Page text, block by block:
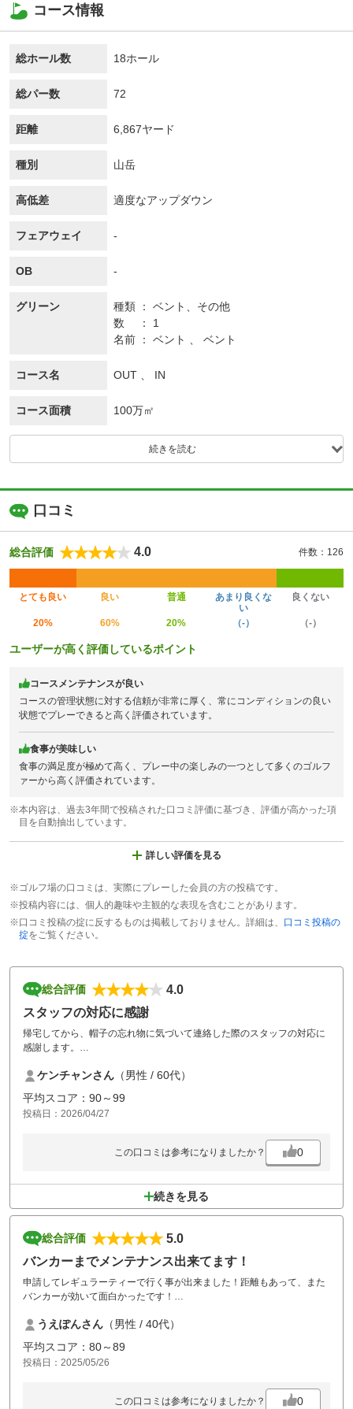
コース情報
総ホール数 18ホール
総パー数 72
距離 6,867ヤード
種別 山岳
高低差 適度なアップダウン
フェアウェイ -
OB -
グリーン 種類 ベント、 その他
数
1
名前
ベント 、 ベント
コース名 OUT 、 IN
コース面積 100万㎡
続きを読む
口コミ
総合評価 4.0 件数：126
とても良い 良い 普通
あまり良くな
い
良くない
20% 60% 20% （-） （-）
ユーザーが高く評価しているポイント
コースメンテナンスが良い
コースの管理状態に対する信頼が非常に厚く、常にコンディションの良い
状態でプレーできると高く評価されています。
食事が美味しい
食事の満足度が極めて高く、プレー中の楽しみの一つとして多くのゴルフ
ァーから高く評価されています。
※本内容は、過去3年間で投稿された口コミ評価に基づき、評価が高かった項
目を自動抽出しています。
詳しい評価を見る
※ゴルフ場の口コミは、実際にプレーした会員の方の投稿です。
※投稿内容には、個人的趣味や主観的な表現を含むことがあります。
※口コミ投稿の掟に反するものは掲載しておりません。詳細は、 口コミ投稿の
掟をご覧ください。
総合評価
4.0
スタッフの対応に感謝
帰宅してから、帽子の忘れ物に気づいて連絡した際のスタッフの対応に
感謝します。
ケンチャンさん （男性 / 60代）
平均スコア：90～99
投稿日：2026/04/27
この口コミは参考になりましたか？ 0
続きを見る
総合評価
5.0
バンカーまでメンテナンス出来てます！
申請してレギュラーティーで行く事が出来ました！距離もあって、また
バンカーが効いて面白かったです！
唐揚げ定食間違いない！
うえぽんさん （男性 / 40代）
平均スコア：80～89
投稿日：2025/05/26
この口コミは参考になりましたか？ 0